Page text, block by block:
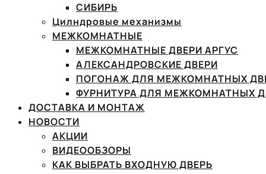
СИБИРЬ
Цилндровые механизмы
МЕЖКОМНАТНЫЕ
МЕЖКОМНАТНЫЕ ДВЕРИ АРГУС
АЛЕКСАНДРОВСКИЕ ДВЕРИ
ПОГОНАЖ ДЛЯ МЕЖКОМНАТНЫХ
ФУРНИТУРА ДЛЯ МЕЖКОМНАТНЫХ
ДОСТАВКА И МОНТАЖ
НОВОСТИ
АКЦИИ
ВИДЕООБЗОРЫ
КАК ВЫБРАТЬ ВХОДНУЮ ДВЕРЬ